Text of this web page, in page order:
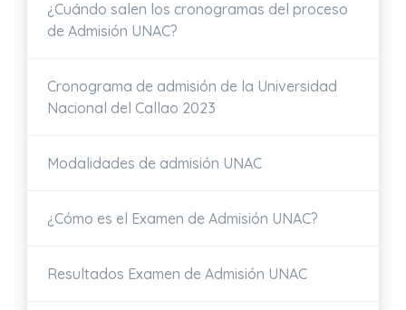
¿Cuándo salen los cronogramas del proceso
de Admisión UNAC?
Cronograma de admisión de la Universidad
Nacional del Callao 2023
Modalidades de admisión UNAC
¿Cómo es el Examen de Admisión UNAC?
Resultados Examen de Admisión UNAC